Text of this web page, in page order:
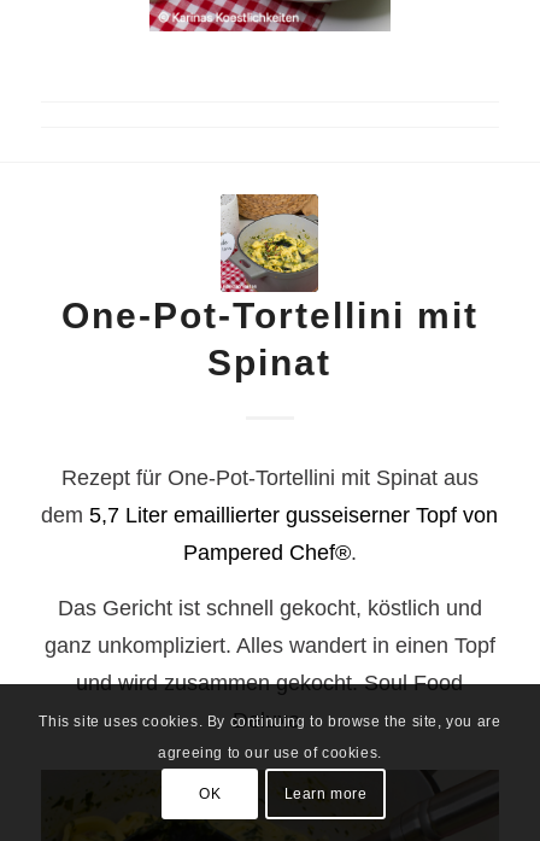
One-Pot-Tortellini mit
Spinat
Rezept für One-Pot-Tortellini mit Spinat aus
dem5,7 Liter emaillierter gusseiserner Topf von
Pampered Chef®.
Das Gericht ist schnell gekocht, köstlich und
ganz unkompliziert. Alles wandert in einen Topf
und wird zusammen gekocht. Soul Food
Deluxe.
This site uses cookies. By continuing to browse the site, you are
agreeing to our use of cookies.
OK Learn more